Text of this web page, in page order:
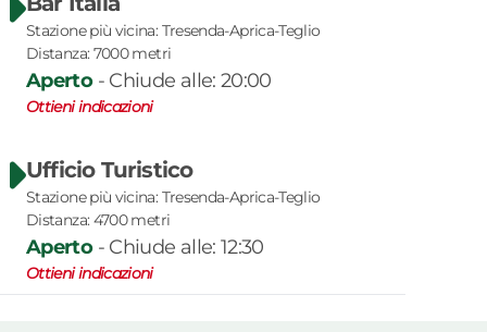
Stazione più vicina: Tresenda-Aprica-Teglio
Distanza: 7000 metri
Aperto- Chiude alle: 20:00
Ottieni indicazioni
Ufficio Turistico
Stazione più vicina: Tresenda-Aprica-Teglio
Distanza: 4700 metri
Aperto- Chiude alle: 12:30
Ottieni indicazioni